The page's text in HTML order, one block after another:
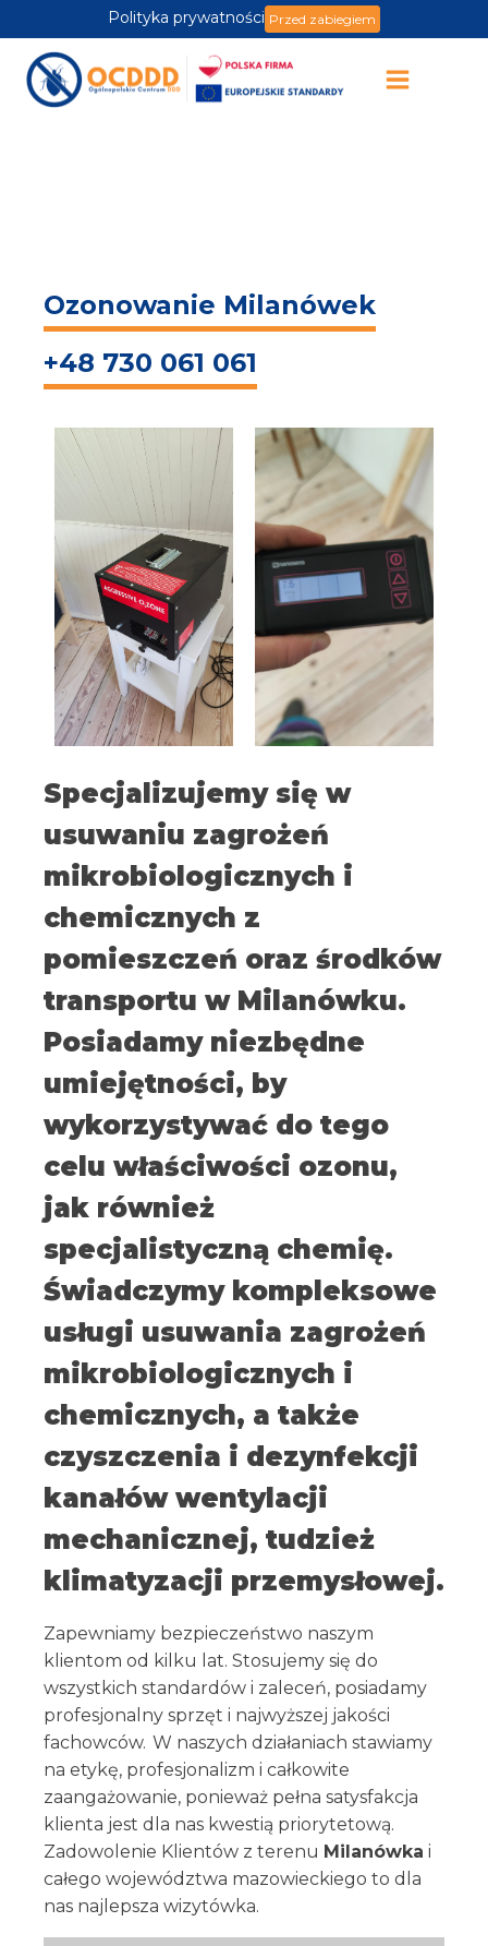
Polityka prywatności Przed zabiegiem
Ozonowanie Milanówek
+48 730 061 061
Specjalizujemy się w
usuwaniu zagrożeń
mikrobiologicznych i
chemicznych z
pomieszczeń oraz środków
transportu w Milanówku.
Posiadamy niezbędne
umiejętności, by
wykorzystywać do tego
celu właściwości ozonu,
jak również
specjalistyczną chemię.
Świadczymy kompleksowe
usługi usuwania zagrożeń
mikrobiologicznych i
chemicznych, a także
czyszczenia i dezynfekcji
kanałów wentylacji
mechanicznej, tudzież
klimatyzacji przemysłowej.
Zapewniamy bezpieczeństwo naszym
klientom od kilku lat. Stosujemy się do
wszystkich standardów i zaleceń, posiadamy
profesjonalny sprzęt i najwyższej jakości
fachowców. W naszych działaniach stawiamy
na etykę, profesjonalizm i całkowite
zaangażowanie, ponieważ pełna satysfakcja
klienta jest dla nas kwestią priorytetową.
Zadowolenie Klientów z terenu Milanówka i
całego województwa mazowieckiego to dla
nas najlepsza wizytówka.